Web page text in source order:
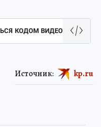
КОДОМ ВИДЕО
Источник: kp.ru